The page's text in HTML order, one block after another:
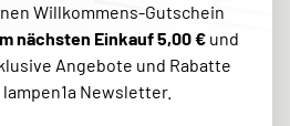
Willkommens-Gutschein
nächsten Einkauf 5,00 €und
Angebote und Rabatte
Newsletter.